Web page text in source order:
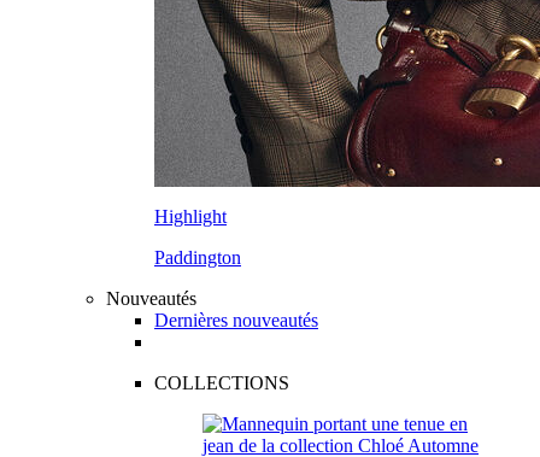
Highlight
Paddington
Nouveautés
Dernières nouveautés
COLLECTIONS